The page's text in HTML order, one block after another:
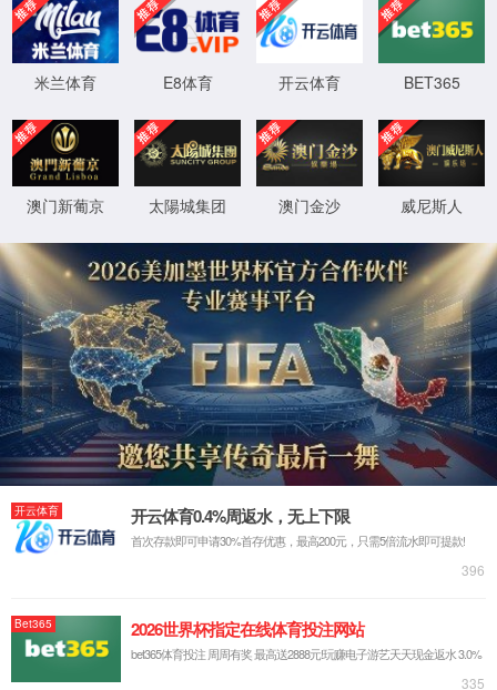
2026买世界杯赛事网站(中国
区)-Official website
返回首页